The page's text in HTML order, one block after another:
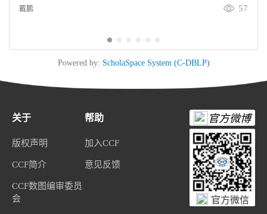
戴鹏 57
Powered by: ScholaSpace System (C-DBLP)
关于
版权声明
CCF简介
CCF数图编审委员
会
帮助
加入CCF
意见反馈
官方微博
官方微信